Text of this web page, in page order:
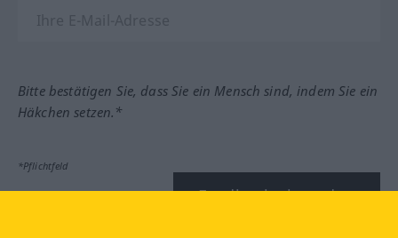
Bitte bestätigen Sie, dass Sie ein Mensch sind, indem Sie ein
Häkchen setzen.*
*Pflichtfeld
Feedback absenden